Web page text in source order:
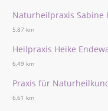
Naturheilpraxis Sabine
5,87 km
Heilpraxis Heike
6,49 km
Praxis für
6,61 km